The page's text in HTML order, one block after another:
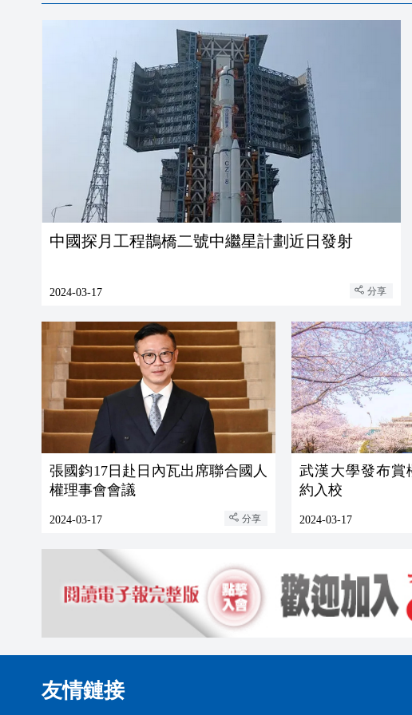
中國探月工程鵲橋二號中繼星計劃近日發射
2024-03-17 分享
張國鈞17日赴日內瓦出席聯合國人
權理事會會議
2024-03-17 分享
武漢大學發布賞
約入校
2024-03-17
友情鏈接